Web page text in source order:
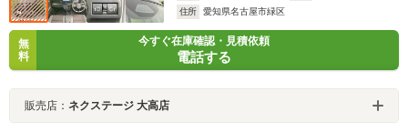
住所
愛知県名古屋市緑区
無
料
今すぐ在庫確認・見積依頼
電話する
販売店： ネクステージ 大高店